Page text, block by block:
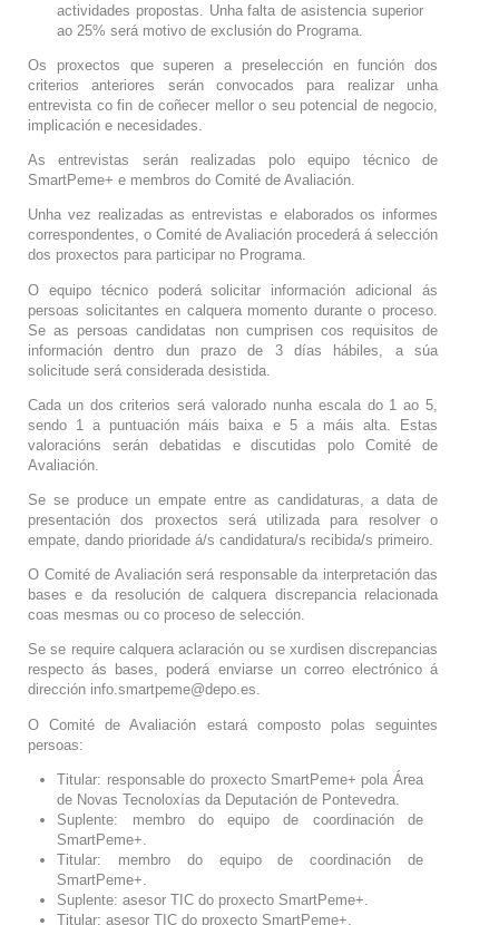
actividades propostas. Unha falta de asistencia superior
ao 25% será motivo de exclusión do Programa.
Os proxectos que superen a preselección en función dos
criterios anteriores serán convocados para realizar unha
entrevista co fin de coñecer mellor o seu potencial de negocio,
implicación e necesidades.
As entrevistas serán realizadas polo equipo técnico de
SmartPeme+ e membros do Comité de Avaliación.
Unha vez realizadas as entrevistas e elaborados os informes
correspondentes, o Comité de Avaliación procederá á selección
dos proxectos para participar no Programa.
O equipo técnico poderá solicitar información adicional ás
persoas solicitantes en calquera momento durante o proceso.
Se as persoas candidatas non cumprisen cos requisitos de
información dentro dun prazo de 3 días hábiles, a súa
solicitude será considerada desistida.
Cada un dos criterios será valorado nunha escala do 1 ao 5,
sendo 1 a puntuación máis baixa e 5 a máis alta. Estas
valoracións serán debatidas e discutidas polo Comité de
Avaliación.
Se se produce un empate entre as candidaturas, a data de
presentación dos proxectos será utilizada para resolver o
empate, dando prioridade á/s candidatura/s recibida/s primeiro.
O Comité de Avaliación será responsable da interpretación das
bases e da resolución de calquera discrepancia relacionada
coas mesmas ou co proceso de selección.
Se se require calquera aclaración ou se xurdisen discrepancias
respecto ás bases, poderá enviarse un correo electrónico á
dirección info.smartpeme@depo.es.
O Comité de Avaliación estará composto polas seguintes
persoas:
Titular: responsable do proxecto SmartPeme+ pola Área
de Novas Tecnoloxías da Deputación de Pontevedra.
Suplente: membro do equipo de coordinación de
SmartPeme+.
Titular: membro do equipo de coordinación de
SmartPeme+.
Suplente: asesor TIC do proxecto SmartPeme+.
Titular: asesor TIC do proxecto SmartPeme+.